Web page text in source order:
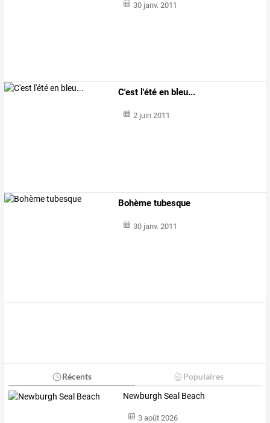
30 janv. 2011
C'est l'été en bleu...
2 juin 2011
Bohème tubesque
30 janv. 2011
Récents Populaires
Newburgh Seal Beach
3 août 2026